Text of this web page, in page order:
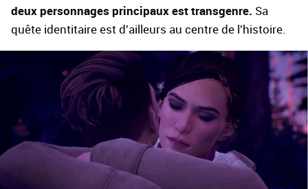
deux personnages principaux est transgenre. Sa
quête identitaire est d'ailleurs au centre de l'histoire.